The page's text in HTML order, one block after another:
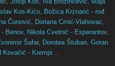
Kos-Kićo, Božica Krznarić - rođ.
Čunović, Doriana Crnić-Vlahovac,
Benov, Nikola Cvetnić - Esperantov,
Šafar, Dorotea Štuban, Goran
Kovačić - Krempi ...